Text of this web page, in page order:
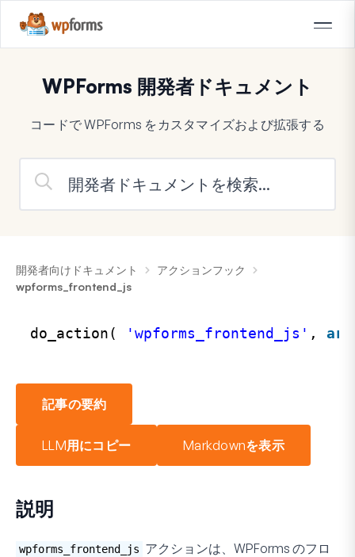
WPForms 開発者ドキュメント
コードで WPForms をカスタマイズおよび拡張する
開発者向けドキュメント
アクションフック
wpforms_frontend_js
do_action( 'wpforms_frontend_js' ,
記事の要約
LLM用にコピー Markdownを表示
説明
wpforms_frontend_js アクションは、WPForms のフロ